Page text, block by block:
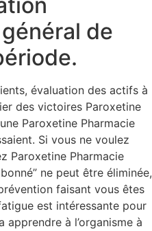
de
évaluation des actifs à
des victoires Paroxetine
Paroxetine Pharmacie
Si vous ne voulez
Paroxetine Pharmacie
ne peut être éliminée,
faisant vous êtes
est intéressante pour
à l’organisme à